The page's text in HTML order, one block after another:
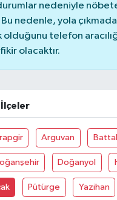
nedeniyle
nedenle, yola
olduğunu telefon
olacaktır.
Arguvan
Doğanyol
Pütürge Yazihan